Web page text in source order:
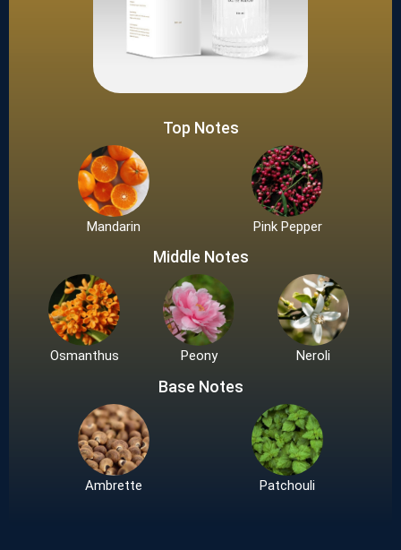
Top Notes
Mandarin Pink Pepper
Middle Notes
Osmanthus Peony Neroli
Base Notes
Ambrette Patchouli